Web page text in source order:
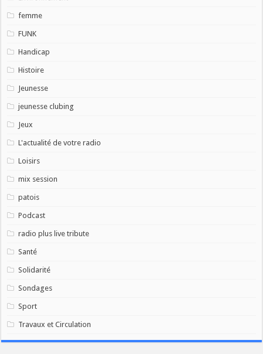
femme
FUNK
Handicap
Histoire
Jeunesse
jeunesse clubing
Jeux
L'actualité de votre radio
Loisirs
mix session
patois
Podcast
radio plus live tribute
Santé
Solidarité
Sondages
Sport
Travaux et Circulation